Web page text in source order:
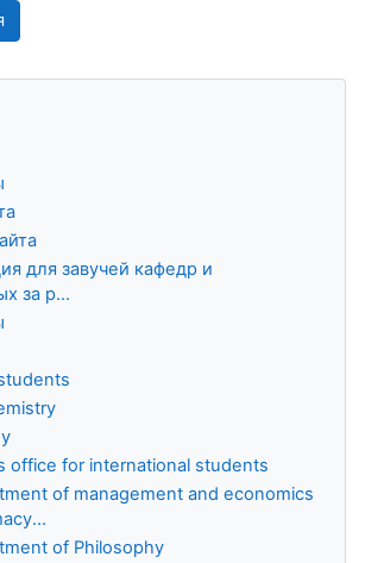
для завучей кафедр и
за р...
office for international students
of management and economics
of Philosophy